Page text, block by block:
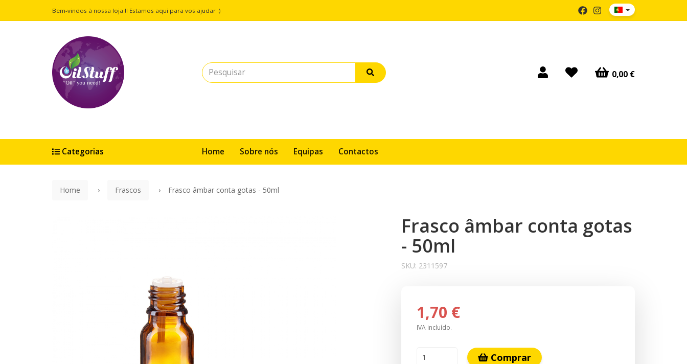
Bem-vindos à nossa loja !! Estamos aqui para vos ajudar :)
0,00 €
Home Sobre nós Equipas Contactos
Categorias
Home Frascos Frasco âmbar conta gotas - 50ml
Frasco âmbar conta gotas
- 50ml
SKU: 2311597
1,70 €
IVA incluído.
Comprar